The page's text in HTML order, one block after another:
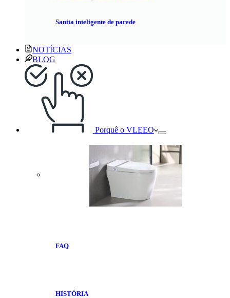
Sanita inteligente de parede
NOTÍCIAS
BLOG
Porquê o VLEEO
FAQ
HISTÓRIA